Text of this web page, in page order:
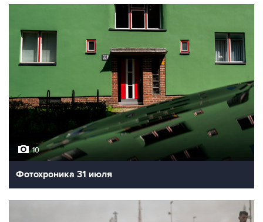
10
Фотохроника 31 июля